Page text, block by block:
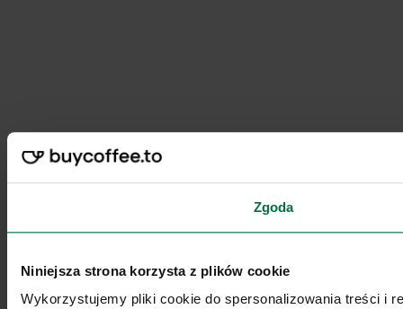
Zgoda
Niniejsza strona korzysta z plików cookie
Wykorzystujemy pliki cookie do spersonalizowania treści i